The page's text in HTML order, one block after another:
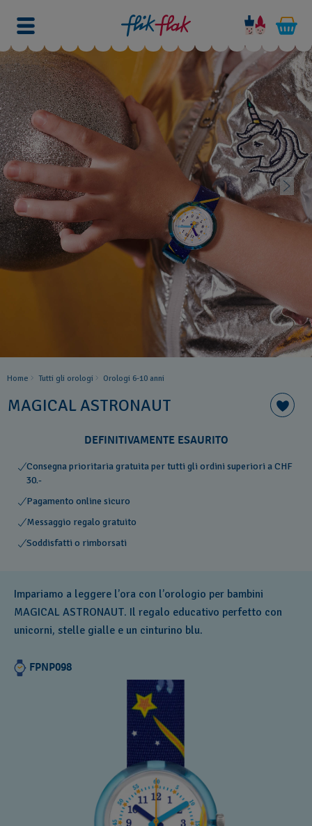
Home Tutti gli orologi Orologi 6-10 anni
MAGICAL ASTRONAUT
DEFINITIVAMENTE ESAURITO
Consegna prioritaria gratuita per tutti gli ordini superiori a CHF
30.-
Pagamento online sicuro
Messaggio regalo gratuito
Soddisfatti o rimborsati
Impariamo a leggere l’ora con l’orologio per bambini
MAGICAL ASTRONAUT. Il regalo educativo perfetto con
unicorni, stelle gialle e un cinturino blu.
FPNP098